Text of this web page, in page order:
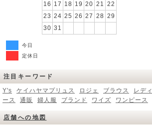
16 17 18 19 20 21 22
23 24 25 26 27 28 29
30 31
今日
定休日
注目キーワード
Y's
ケイハヤマプリュス ロジェ ブラウス
レディ
ース
通販 婦人服 ブランド ワイズ ワンピース
店舗への地図